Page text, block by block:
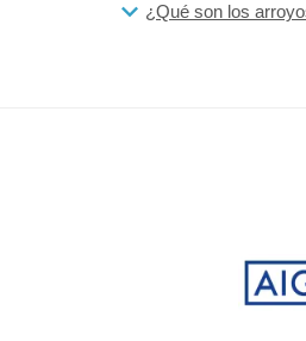
¿Qué son los